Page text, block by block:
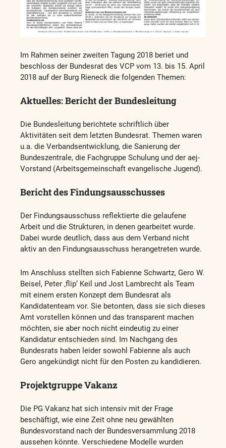
Im Rahmen seiner zweiten Tagung 2018 beriet und
beschloss der Bundesrat des VCP vom 13. bis 15. April
2018 auf der Burg Rieneck die folgenden Themen:
Aktuelles: Bericht der Bundesleitung
Die Bundesleitung berichtete schriftlich über
Aktivitäten seit dem letzten Bundesrat. Themen waren
u.a. die Verbandsentwicklung, die Sanierung der
Bundeszentrale, die Fachgruppe Schulung und der aej-
Vorstand (Arbeitsgemeinschaft evangelische Jugend).
Bericht des Findungsausschusses
Der Findungsausschuss reflektierte die gelaufene
Arbeit und die Strukturen, in denen gearbeitet wurde.
Dabei wurde deutlich, dass aus dem Verband nicht
aktiv an den Findungsausschuss herangetreten wurde.
Im Anschluss stellten sich Fabienne Schwartz, Gero W.
Beisel, Peter ‚flip‘ Keil und Jost Lambrecht als Team
mit einem ersten Konzept dem Bundesrat als
Kandidatenteam vor. Sie betonten, dass sie sich dieses
Amt vorstellen können und das transparent machen
möchten, sie aber noch nicht eindeutig zu einer
Kandidatur entschieden sind. Im Nachgang des
Bundesrats haben leider sowohl Fabienne als auch
Gero angekündigt nicht für den Posten zu kandidieren.
Projektgruppe Vakanz
Die PG Vakanz hat sich intensiv mit der Frage
beschäftigt, wie eine Zeit ohne neu gewählten
Bundesvorstand nach der Bundesversammlung 2018
aussehen könnte. Verschiedene Modelle wurden